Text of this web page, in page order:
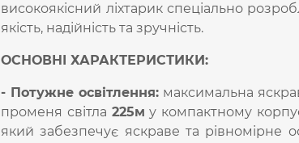
високоякісний ліхтарик спеціально
якість, надійність та зручність.
ОСНОВНІ ХАРАКТЕРИСТИКИ:
- Потужне освітлення:максимальна
променя світла 225м у компактному
який забезпечує яскраве та рівномірне